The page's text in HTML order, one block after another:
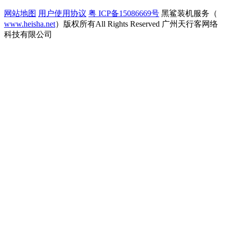
网站地图 用户使用协议 粤 ICP备15086669号 黑鲨装机服务（
www.heisha.net）版权所有All Rights Reserved 广州天行客网络
科技有限公司